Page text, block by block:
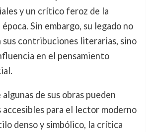
y un crítico feroz de la
Sin embargo, su legado no
sus contribuciones literarias, sino
en el pensamiento
de sus obras pueden
accesibles para el lector moderno
denso y simbólico, la crítica